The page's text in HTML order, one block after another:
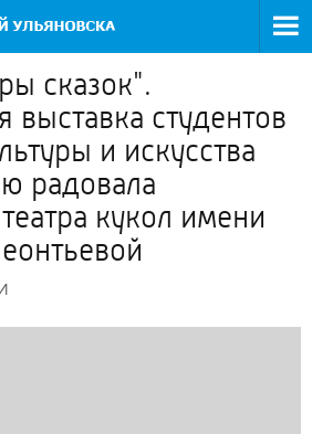
сказок".
студентов
и искусства
радовала
кукол имени